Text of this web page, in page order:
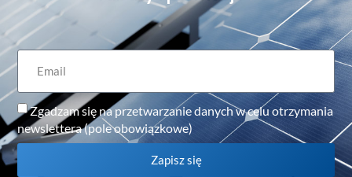
Zgadzam się na przetwarzanie danych w celu otrzymania
newslettera (pole obowiązkowe)
Zapisz się